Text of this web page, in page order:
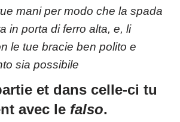
mani per modo che la spada
in porta di ferro alta, e, li
le tue bracie ben polito e
sia possibile
et dans celle-ci tu
avec le falso.